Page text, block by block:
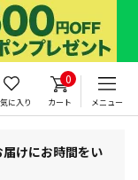
に入り
0
カート メニュー
けにお時間をい